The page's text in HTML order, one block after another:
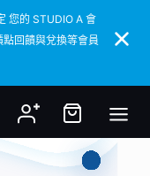
您的 STUDIO A 會
回饋與兌換等會員
您的 STUDIO A 會
回饋與兌換等會員